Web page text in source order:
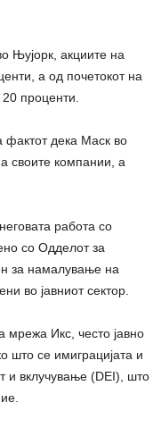
Њујорк, акциите на
а од почетокот на
проценти.
фактот дека Маск во
своите компании, а
работа со
со Одделот за
за намалување на
во јавниот сектор.
мрежа Икс, често јавно
што се имиграцијата и
и вклучување (DEI), што